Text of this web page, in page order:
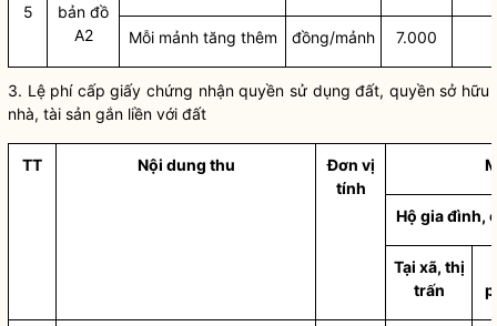
5
bản đồ
A2
Mỗi mảnh tăng thêm đồng/mảnh 7.000
3. Lệ phícấp giấy chứng nhậnquyền sử dụng đất, quyền sở hữu
nhà, tài sản gắn liền với đất
TT Nội dung thu Đơn vị
tính
Hộ gia đình,
Tại xã, thị
trấn